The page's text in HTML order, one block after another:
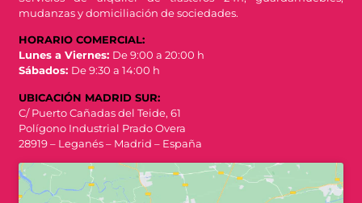
mudanzas y domiciliación de sociedades.
HORARIO COMERCIAL:
Lunes a Viernes: De 9:00 a 20:00 h
Sábados: De 9:30 a 14:00 h
UBICACIÓN MADRID SUR:
C/ Puerto Cañadas del Teide, 61
Polígono Industrial Prado Overa
28919 – Leganés – Madrid – España